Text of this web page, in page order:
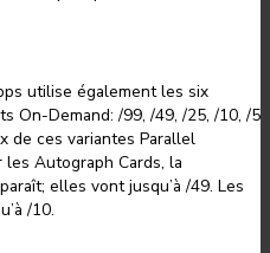
utilise également les six
On-Demand: /99, /49, /25, /10, /5
de ces variantes Parallel
les Autograph Cards, la
elles vont jusqu’à /49. Les
/10.